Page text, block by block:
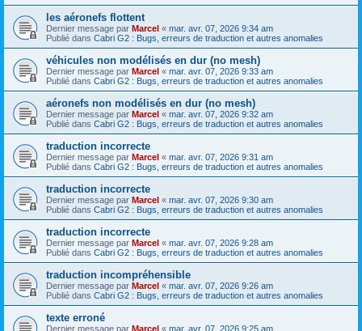
les aéronefs flottent
Dernier message par Marcel « mar. avr. 07, 2026 9:34 am
Publié dans Cabri G2 : Bugs, erreurs de traduction et autres anomalies
véhicules non modélisés en dur (no mesh)
Dernier message par Marcel « mar. avr. 07, 2026 9:33 am
Publié dans Cabri G2 : Bugs, erreurs de traduction et autres anomalies
aéronefs non modélisés en dur (no mesh)
Dernier message par Marcel « mar. avr. 07, 2026 9:32 am
Publié dans Cabri G2 : Bugs, erreurs de traduction et autres anomalies
traduction incorrecte
Dernier message par Marcel « mar. avr. 07, 2026 9:31 am
Publié dans Cabri G2 : Bugs, erreurs de traduction et autres anomalies
traduction incorrecte
Dernier message par Marcel « mar. avr. 07, 2026 9:30 am
Publié dans Cabri G2 : Bugs, erreurs de traduction et autres anomalies
traduction incorrecte
Dernier message par Marcel « mar. avr. 07, 2026 9:28 am
Publié dans Cabri G2 : Bugs, erreurs de traduction et autres anomalies
traduction incompréhensible
Dernier message par Marcel « mar. avr. 07, 2026 9:26 am
Publié dans Cabri G2 : Bugs, erreurs de traduction et autres anomalies
texte erroné
Dernier message par Marcel « mar. avr. 07, 2026 9:25 am